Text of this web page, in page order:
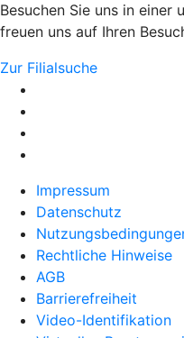
Besuchen Sie uns in einer
freuen uns auf Ihren
Zur Filialsuche
Impressum
Datenschutz
Rechtliche Hinweise
AGB
Barrierefreiheit
Video-Identifikation